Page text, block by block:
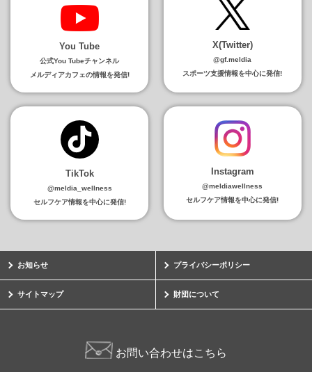
You Tube
公式You Tubeチャンネル
メルディアカフェの情報を発信!
X(Twitter)
@gf.meldia
スポーツ支援情報を中心に発信!
TikTok
@meldia_wellness
セルフケア情報を中心に発信!
Instagram
@meldiawellness
セルフケア情報を中心に発信!
お知らせ プライバシーポリシー
サイトマップ 財団について
お問い合わせはこちら